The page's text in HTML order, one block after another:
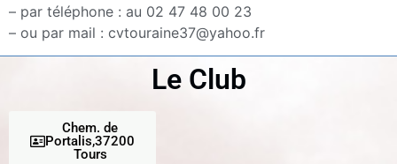
– par téléphone : au 02 47 48 00 23
– ou par mail : cvtouraine37@yahoo.fr
Le Club
Chem. de
Portalis,37200
Tours